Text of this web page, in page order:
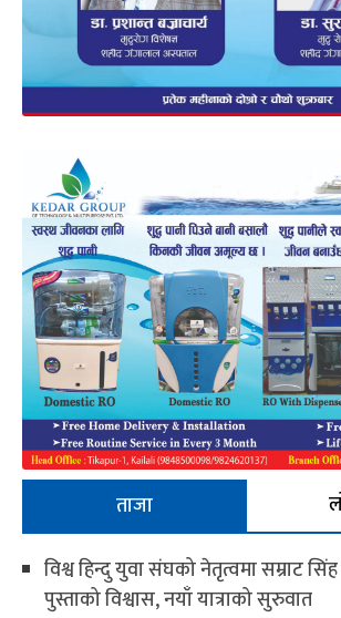
ताजा
विश्व हिन्दु युवा संघको नेतृत्वमा सम्राट
पुस्ताको विश्वास, नयाँ यात्राको सुरुवात